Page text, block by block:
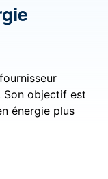
Son objectif est
énergie plus